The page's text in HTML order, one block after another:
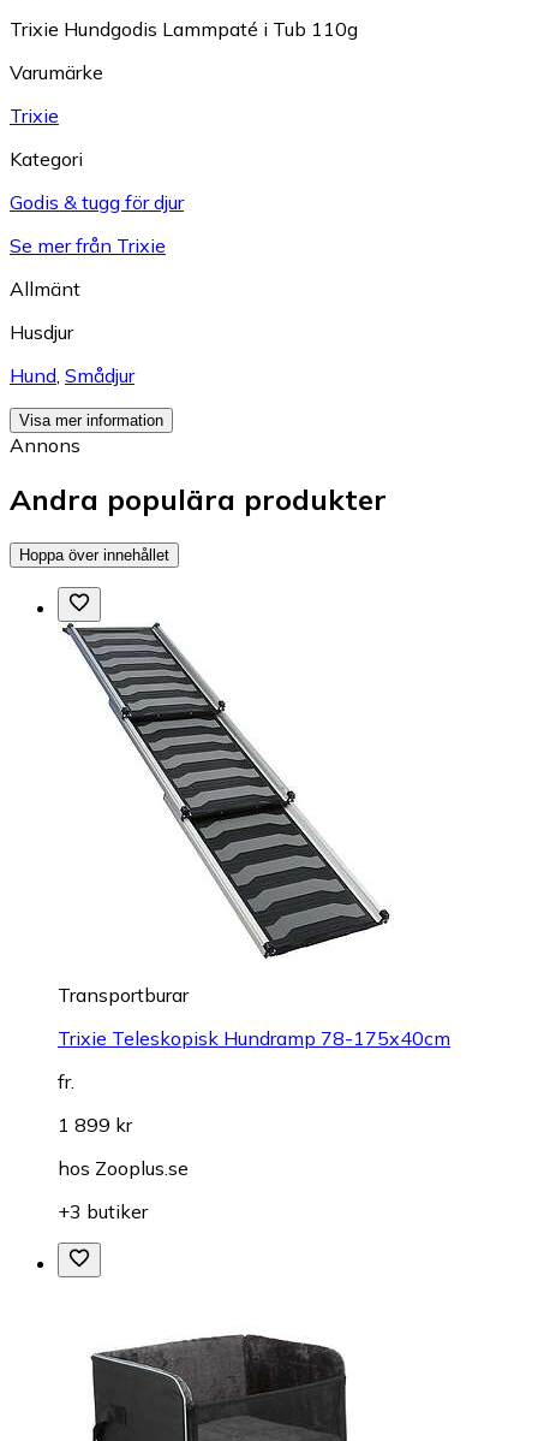
Trixie Hundgodis Lammpaté i Tub 110g
Varumärke
Trixie
Kategori
Godis & tugg för djur
Se mer från Trixie
Allmänt
Husdjur
Hund, Smådjur
Visa mer information
Annons
Andra populära produkter
Hoppa över innehållet
Transportburar
Trixie Teleskopisk Hundramp 78-175x40cm
fr.
1 899 kr
hos Zooplus.se
+3 butiker